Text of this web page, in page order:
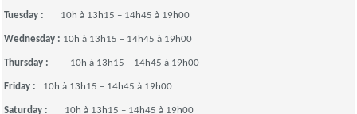
Tuesday : 10h à 13h15 – 14h45 à 19h00
Wednesday : 10h à 13h15 – 14h45 à 19h00
Thursday : 10h à 13h15 – 14h45 à 19h00
Friday : 10h à 13h15 – 14h45 à 19h00
Saturday : 10h à 13h15 – 14h45 à 19h00